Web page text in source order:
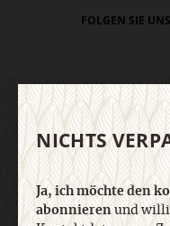
FOLGEN SIE
DER
Ja, ich möchte
abonnierenund
NICHTS
Ja, ich möchte den
abonnierenund